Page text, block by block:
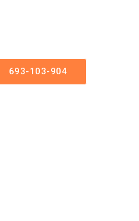
693-103-904
Panelowe